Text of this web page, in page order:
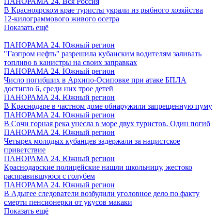
В Красноярском крае туристы украли из рыбного хозяйства
12-килограммового живого осетра
Показать ещё
ПАНОРАМА 24. Южный регион
"Газпром нефть" разрешила кубанским водителям заливать
топливо в канистры на своих заправках
ПАНОРАМА 24. Южный регион
Число погибших в Архипо-Осиповке при атаке БПЛА
достигло 6, среди них трое детей
ПАНОРАМА 24. Южный регион
В Краснодаре в частном доме обнаружили запрещенную пуму
ПАНОРАМА 24. Южный регион
В Сочи горная река унесла в море двух туристов. Один погиб
ПАНОРАМА 24. Южный регион
Четырех молодых кубанцев задержали за нацистское
приветствие
ПАНОРАМА 24. Южный регион
Краснодарские полицейские нашли школьницу, жестоко
расправившуюся с голубем
ПАНОРАМА 24. Южный регион
В Адыгее следователи возбудили уголовное дело по факту
смерти пенсионерки от укусов макаки
Показать ещё